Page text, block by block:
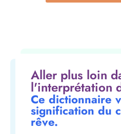
Aller plus loin
l'interprétation
Ce dictionnaire
signification du
rêve.